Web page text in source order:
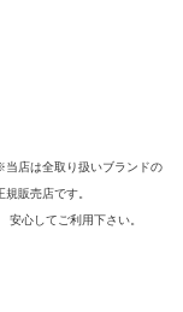
当店は全取り扱いブランドの
規販売店です。
安心してご利用下さい。